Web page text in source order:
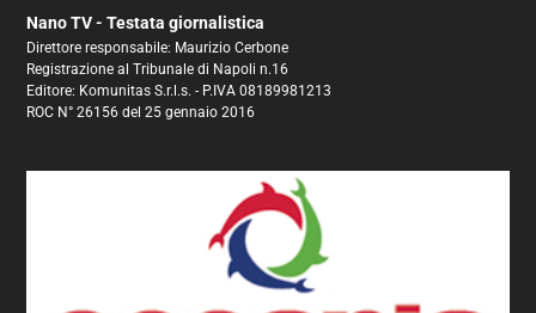
Nano TV - Testata giornalistica
Direttore responsabile: Maurizio Cerbone
Registrazione al Tribunale di Napoli n.16
Editore: Komunitas S.r.l.s. - P.IVA 08189981213
ROC N° 26156 del 25 gennaio 2016